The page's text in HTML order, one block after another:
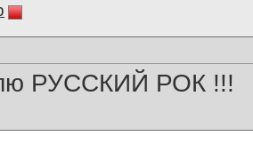
РУССКИЙ РОК !!!